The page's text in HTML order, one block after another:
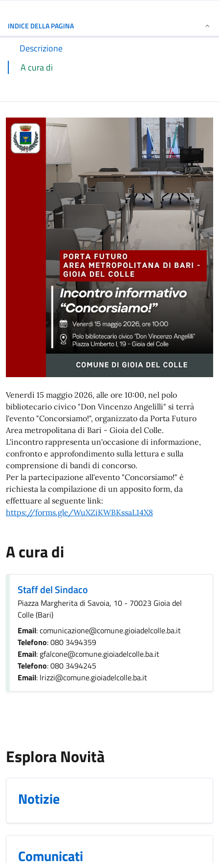
INDICE DELLA PAGINA
Descrizione
A cura di
Venerdì 15 maggio 2026, alle ore 10:00, nel polo
bibliotecario civico "Don Vincenzo Angelilli" si terrà
l'evento "Concorsiamo!", organizzato da Porta Futuro
Area metropolitana di Bari - Gioia del Colle.
L'incontro rappresenta un'occasione di informazione,
confronto e approfondimento sulla lettura e sulla
comprensione di bandi di concorso.
Per la partecipazione all'evento "Concorsiamo!" è
richiesta la compilazione di un apposito form, da
effettuare al seguente link:
https://forms.gle/WuXZiKWBKssaL14X8
A cura di
Staff del Sindaco
Piazza Margherita di Savoia, 10 - 70023 Gioia del
Colle (Bari)
Email: comunicazione@comune.gioiadelcolle.ba.it
Telefono: 080 3494359
Email: gfalcone@comune.gioiadelcolle.ba.it
Telefono: 080 3494245
Email: lrizzi@comune.gioiadelcolle.ba.it
Esplora Novità
Notizie
Comunicati